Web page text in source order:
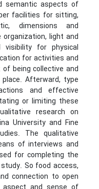
semantic aspects of
facilities for sitting,
dimensions and
light and
visibility for physical
for activities and
being collective and
Afterward, type
and effective
or limiting these
research on
University and Fine
The qualitative
of interviews and
for completing the
So food access,
connection to open